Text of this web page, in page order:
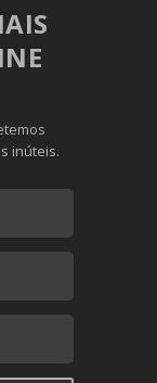
inúteis.